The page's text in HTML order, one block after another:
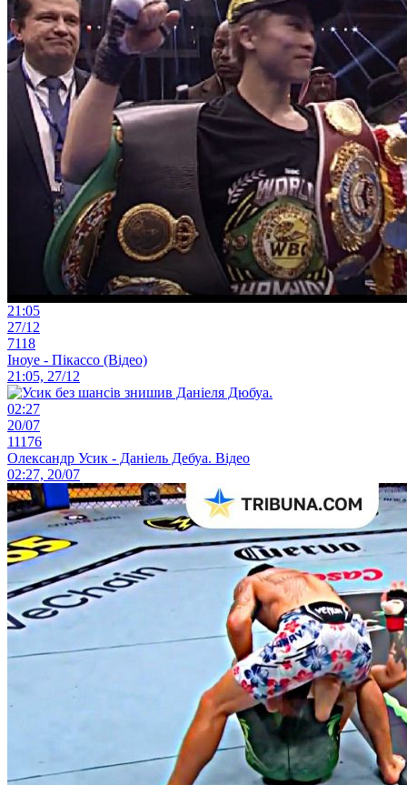
21:05
27/12
7118
Іноуе - Пікассо (Відео)
21:05, 27/12
02:27
20/07
11176
Олександр Усик - Даніель Дебуа. Відео
02:27, 20/07